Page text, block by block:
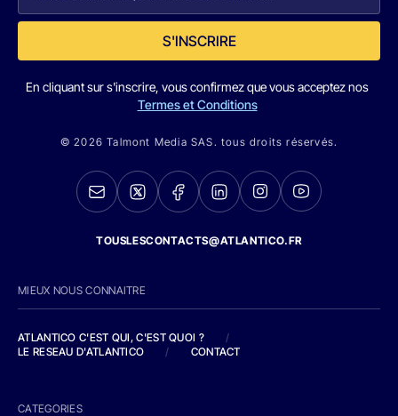
S'INSCRIRE
En cliquant sur s'inscrire, vous confirmez que vous acceptez nos
Termes et Conditions
© 2026 Talmont Media SAS. tous droits réservés.
TOUSLESCONTACTS@ATLANTICO.FR
MIEUX NOUS CONNAITRE
ATLANTICO C'EST QUI, C'EST QUOI ?
/
LE RESEAU D'ATLANTICO
/ CONTACT
CATEGORIES